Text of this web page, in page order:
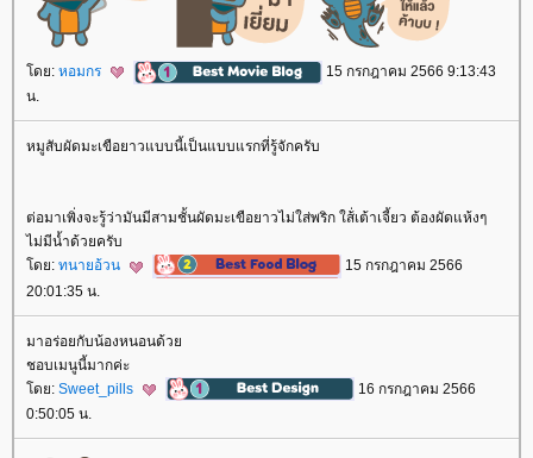
ดย: หอมกร
15 กรกฎาคม 2566 9:13:43
น.
หมูสับผัดมะเขือยาวแบบนี้เป็นแบบแรกที่รู้จักครับ
ต่อมาเพิ่งจะรู้ว่ามันมีสามชั้นผัดมะเขือยาวไม่ใส่พริก ใส้่เต้าเจี้ยว ต้องผัดแห้งๆ
ไม่มีน้ำด้วยครับ
ดย: ทนายอ้วน
15 กรกฎาคม 2566
20:01:35 น.
มาอร่อยกับน้องหนอนด้ว
ชอบเมนูนี้มากค่ะ
ดย: Sweet_pills
16 กรกฎาคม 2566
0:50:05 น.